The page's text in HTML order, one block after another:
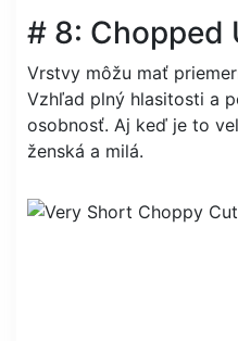
# 8: Chopped
Vrstvy môžu mať
Vzhľad plný hlasitosti a
osobnosť. Aj keď je to
ženská a milá.